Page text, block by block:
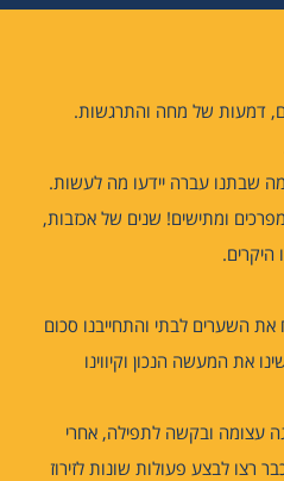
דמעות של מחה והתרגשות.
שבתנו עברה יידעו מה לעשות.
ומתישים! שנים של אכזבות,
השערים לבתי והתחייבנו סכום
את המעשה הנכון וקיווינו
עצומה ובקשה לתפילה, אחרי
רצו לבצע פעולות שונות לזירוז